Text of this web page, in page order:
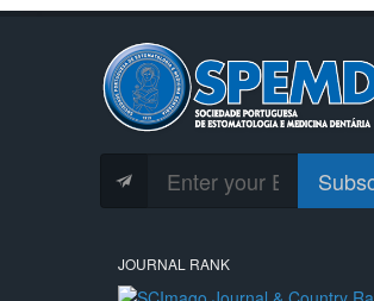
JOURNAL RANK